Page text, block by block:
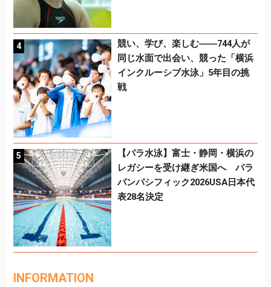
競い、学び、楽しむ――744人が
同じ水面で出会い、競った「横浜
インクルーシブ水泳」5年目の挑
戦
【パラ水泳】富士・静岡・横浜の
レガシーを受け継ぎ米国へ パラ
パンパシフィック2026USA日本代
表28名決定
INFORMATION